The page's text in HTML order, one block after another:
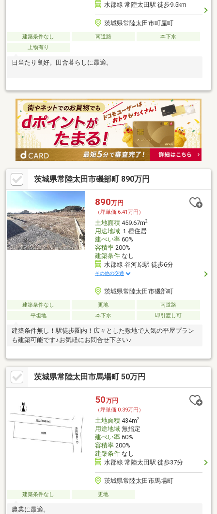
水郡線 常陸太田駅 徒歩9.5km
茨城県常陸太田市町屋町
建築条件なし 南道路
本下水
上物有り
日当たり良好。田舎暮らしに最適。
茨城県常陸太田市磯部町 890万円
890万円
（坪単価:6.41万円）
土地面積459.67m2
用途地域１種住居
建ぺい率60%
容積率200%
建築条件なし
水郡線 谷河原駅 徒歩6分
その他の交通
茨城県常陸太田市磯部町
建築条件なし 更地
南道路
平坦地
本下水 即引渡し可
建築条件無し！駅徒歩圏内！広々とした敷地で人気の平屋プラン
も建築可能です♪お気軽にお問合せ下さい♪
茨城県常陸太田市馬場町 50万円
50万円
（坪単価:0.39万円）
土地面積434m2
用途地域無指定
建ぺい率60%
容積率200%
建築条件なし
水郡線 常陸太田駅 徒歩37分
茨城県常陸太田市馬場町
建築条件なし 更地
農業に最適。